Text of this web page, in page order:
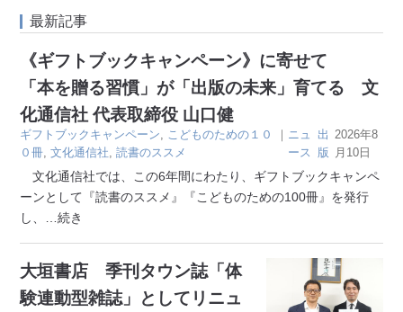
最新記事
《ギフトブックキャンペーン》に寄せて
「本を贈る習慣」が「出版の未来」育てる 文
化通信社 代表取締役 山口健
ギフトブックキャンペーン
こどものための１０
０冊 ,文化通信社 ,読書のススメ
｜ ニュ
ース
出
版
2026年8
月10日
文化通信社では、この6年間にわたり、ギフトブックキャンペ
ーンとして『読書のススメ』『こどものための100冊』を発行
し、
…続き
大垣書店 季刊タウン誌「体
験連動型雑誌」としてリニュ